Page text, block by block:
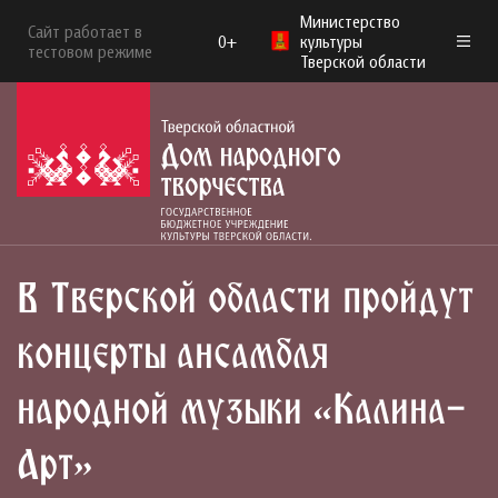
Сайт работает в
тестовом режиме
0+
Министерство
культуры
Тверской области
В Тверской области пройдут
концерты ансамбля
народной музыки «Калина-
Арт»